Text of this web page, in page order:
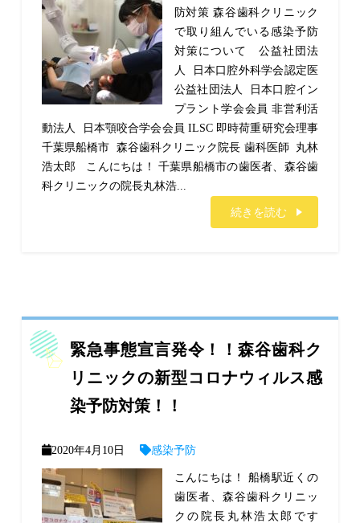
防対策 森谷歯科クリニック
で取り組んでいる感染予防
対策について 公益社団法
人 日本口腔外科学会認定医
公益社団法人 日本口腔イン
プラント学会会員 非営利活
動法人 日本顎咬合学会会員 ILSC 即時荷重研究会理事
千葉県船橋市 森谷歯科クリニック院長 歯科医師 丸林
浩太郎 こんにちは！ 千葉県船橋市の歯医者、森谷歯
科クリニックの院長丸林浩...
続きを読む
緊急事態宣言発令！！森谷歯科ク
リニックの新型コロナウィルス感
染予防対策！！
2020年4月10日 感染予防
こんにちは！ 船橋駅近くの
歯医者、森谷歯科クリニッ
クの院長丸林浩太郎です